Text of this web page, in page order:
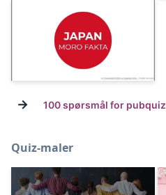
→ 100 spørsmål for pubquiz
Quiz-maler